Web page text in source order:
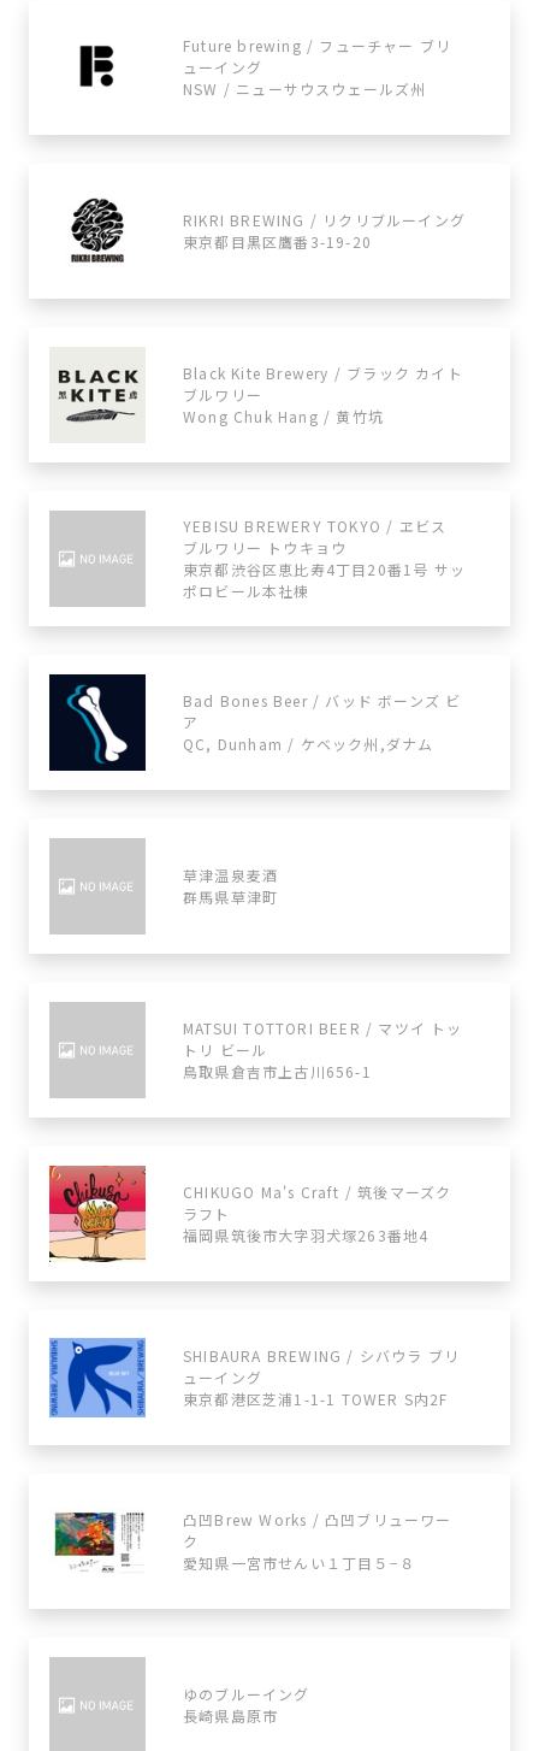
Future brewing / フューチャー ブリ
ューイング
NSW / ニューサウスウェールズ州
RIKRI BREWING / リクリブルーイング
東京都目黒区鷹番3-19-20
Black Kite Brewery / ブラック カイト
ブルワリー
Wong Chuk Hang / 黄竹坑
YEBISU BREWERY TOKYO / ヱビス
ブルワリー トウキョウ
東京都渋谷区恵比寿4丁目20番1号 サッ
ポロビール本社棟
Bad Bones Beer / バッド ボーンズ ビ
ア
QC, Dunham / ケベック州,ダナム
草津温泉麦酒
群馬県草津町
MATSUI TOTTORI BEER / マツイ トッ
トリ ビール
鳥取県倉吉市上古川656-1
CHIKUGO Ma's Craft / 筑後マーズク
ラフト
福岡県筑後市大字羽犬塚263番地4
SHIBAURA BREWING / シバウラ ブリ
ューイング
東京都港区芝浦1-1-1 TOWER S内2F
凸凹Brew Works / 凸凹ブリューワー
ク
愛知県一宮市せんい１丁目５−８
ゆのブルーイング
長崎県島原市